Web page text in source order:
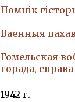
Помнiк
Ваенныя
Гомельская
горада,
1942 г.